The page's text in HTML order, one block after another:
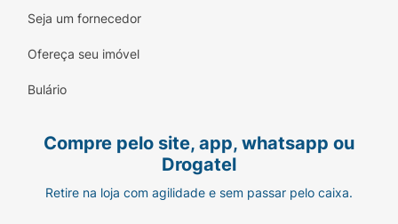
Seja um fornecedor
Ofereça seu imóvel
Bulário
Compre pelo site, app, whatsapp ou
Drogatel
Retire na loja com agilidade e sem passar pelo caixa.